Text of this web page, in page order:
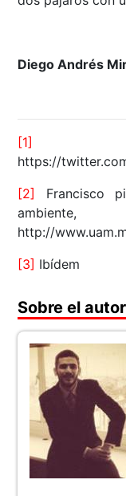
Diego Andrés
[1]
https://
[2]
Francisco
ambiente,
http://
[3] Ibídem
Sobre el autor